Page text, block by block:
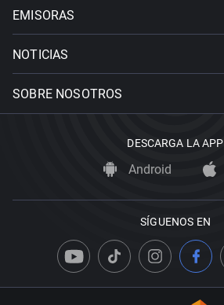
EMISORAS
NOTICIAS
SOBRE NOSOTROS
DESCARGA LA APP
Android
SÍGUENOS EN